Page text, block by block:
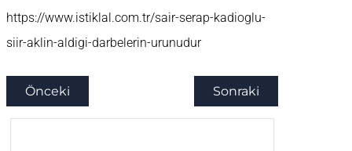
https://www.istiklal.com.tr/sair-serap-kadioglu-
siir-aklin-aldigi-darbelerin-urunudur
Önceki Sonraki